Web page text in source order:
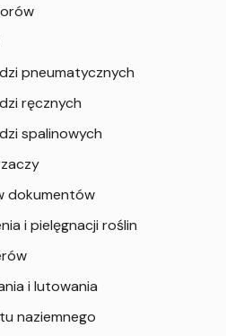
pneumatycznych
ręcznych
spalinowych
dokumentów
i pielęgnacji roślin
i lutowania
naziemnego